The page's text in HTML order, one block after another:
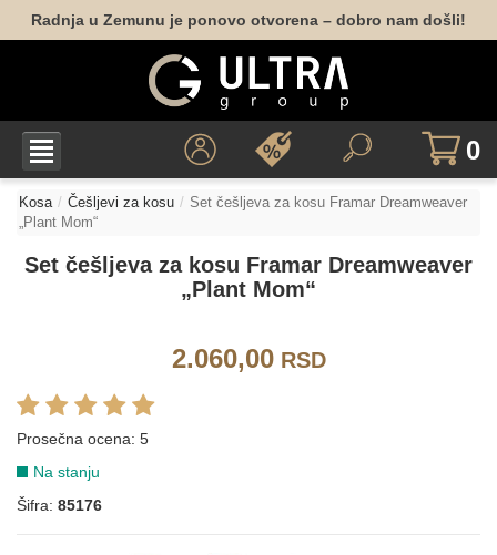
Radnja u Zemunu je ponovo otvorena – dobro nam došli!
0
Kosa Češljevi za kosu
Set češljeva za kosu Framar Dreamweaver
„Plant Mom“
Set češljeva za kosu Framar Dreamweaver
„Plant Mom“
2.060,00RSD
Prosečna ocena: 5
Na stanju
Šifra: 85176